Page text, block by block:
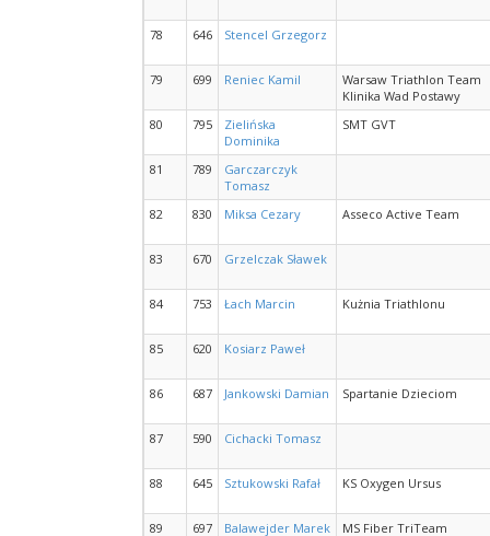
78 646 Stencel Grzegorz
79 699 Reniec Kamil
Warsaw Triathlon Team
Klinika Wad Postawy
80
795
Zielińska
Dominika
SMT GVT
81 789
Garczarczyk
Tomasz
82
830 Miksa Cezary Asseco Active Team
83 670 Grzelczak Sławek
84 753 Łach Marcin Kużnia Triathlonu
85 620 Kosiarz Paweł
86 687 Jankowski Damian Spartanie Dzieciom
87 590 Cichacki Tomasz
88 645 Sztukowski Rafał KS Oxygen Ursus
89 697 Balawejder Marek MS Fiber TriTeam